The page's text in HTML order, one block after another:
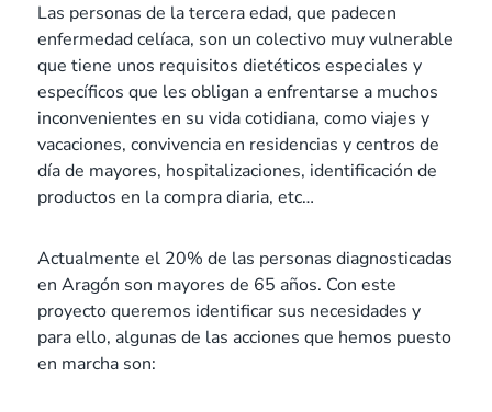
Las personas de la tercera edad, que padecen
enfermedad celíaca, son un colectivo muy vulnerable
que tiene unos requisitos dietéticos especiales y
específicos que les obligan a enfrentarse a muchos
inconvenientes en su vida cotidiana, como viajes y
vacaciones, convivencia en residencias y centros de
día de mayores, hospitalizaciones, identificación de
productos en la compra diaria, etc…
Actualmente el 20% de las personas diagnosticadas
en Aragón son mayores de 65 años. Con este
proyecto queremos identificar sus necesidades y
para ello, algunas de las acciones que hemos puesto
en marcha son: